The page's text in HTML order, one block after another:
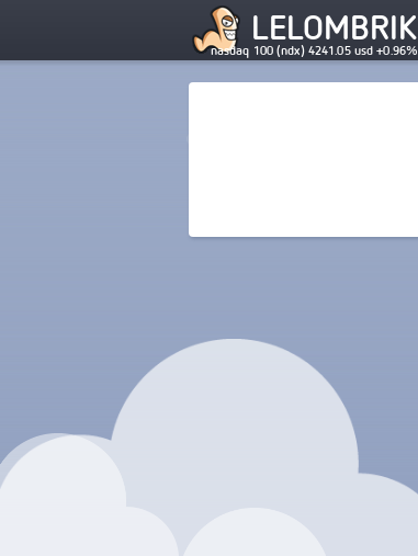
LELOMBRIK
nasdaq 100 (ndx) 4241.05 usd +0.96%